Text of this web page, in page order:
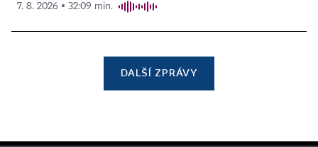
7. 8. 2026 ▪ 32:09 min.
DALŠÍ ZPRÁVY